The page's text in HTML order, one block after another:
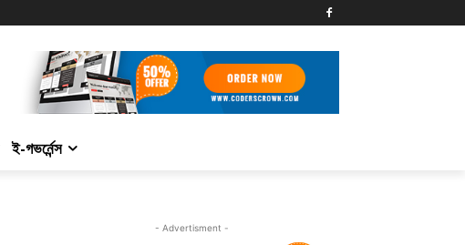
ই-গভর্নেন্স
- Advertisment -